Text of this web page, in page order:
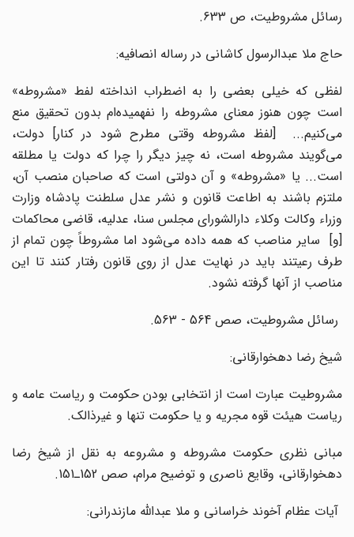
رسائل‌ مشروطیت‌، ص‌ 633.
حاج‌ ملا عبدالرسول‌ کاشانی‌ در رساله‌ انصافیه‌:
لفظی‌ که‌ خیلی‌ بعضی‌ را به‌ اضطراب‌ انداخته‌ لفط‌ «مشروطه‌»
است‌ چون‌ هنوز معنای‌ مشروطه‌ را نفهمیده‌ام‌ بدون‌ تحقیق‌ منع‌
می‌کنیم‌...
لفظ‌ مشروطه‌ وقتی‌ مطرح‌ شود در کنار[دولت‌،
می‌گویند مشروطه‌ است‌، نه‌ چیز دیگر را چرا که‌ دولت‌ یا مطلقه‌
است‌... یا «مشروطه‌» و آن‌ دولتی‌ است‌ که‌ صاحبان‌ منصب‌ آن‌،
ملتزم‌ باشند به‌ اطاعت‌ قانون‌ و نشر عدل‌ سلطنت‌ پادشاه‌ وزارت‌
وزراء وکالت‌ وکلاء دارالشورای‌ مجلس‌ سنا، عدلیه‌، قاضی‌ محاکمات‌
سایر مناصب‌ که‌ همه‌ داده‌ می‌شود اما مشروطاً چون‌ تمام‌ از
طرف‌ رعیتند باید در نهایت‌ عدل‌ از روی‌ قانون‌ رفتار کنند تا این‌
مناصب‌ از آنها گرفته‌ نشود.
رسائل‌ مشروطیت‌، صص‌ 564 - 563.
شیخ‌ رضا دهخوارقانی‌:
مشروطیت‌ عبارت‌ است‌ از انتخابی‌ بودن‌ حکومت‌ و ریاست‌ عامه‌ و
ریاست‌ هیئت‌ قوه‌ مجریه‌ و یا حکومت‌ تنها و غیرذالک‌.
مبانی‌ نظری‌ حکومت‌ مشروطه‌ و مشروعه‌ به‌ نقل‌ از شیخ‌ رضا
دهخوارقانی‌، وقایع‌ ناصری‌ و توضیح‌ مرام‌، صص‌ 152ـ151.
آیات‌ عظام‌ آخوند خراسانی‌ و ملا عبدالله‌ مازندرانی‌: